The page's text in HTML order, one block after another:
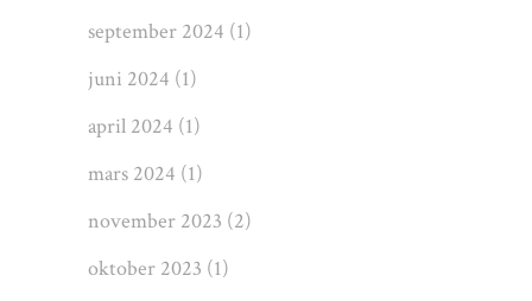
september 2024 (1)
juni 2024 (1)
april 2024 (1)
mars 2024 (1)
november 2023 (2)
oktober 2023 (1)